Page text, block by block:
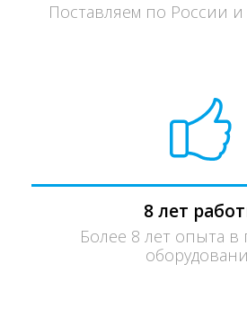
Поставляем по России
8 лет
Более 8 лет опыта в